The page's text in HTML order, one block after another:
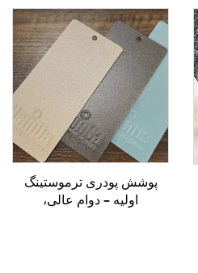
برابر عوامل جوی، مناسب
برای استفاده در فضای باز،
بادوام و بدون ترکیبات آلی
فرار (VOC)، دارای گواهینامه
SGS
پوشش پودری ترموستینگ
اولیه – دوام عالی،